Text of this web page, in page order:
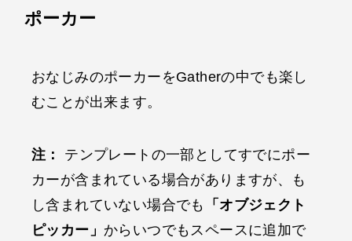
ポーカー
おなじみのポーカーをGatherの中でも楽し
むことが出来ます。
注：
テンプレートの一部としてすでにポー
カーが含まれている場合がありますが、も
し含まれていない場合でも
「オブジェクト
ピッカー」からいつでもスペースに追加で